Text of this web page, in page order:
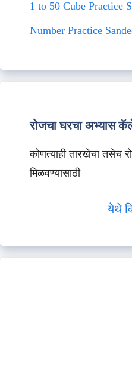
1 to 50 Cube Practice
Number Practice
रोजचा घरचा अभ्यास
कोणत्याही तारखेचा तसेच
मिळवण्यासाठी
येथे